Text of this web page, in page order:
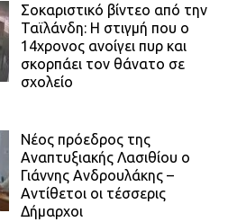
Σοκαριστικό βίντεο από την
Ταϊλάνδη: Η στιγμή που ο
14χρονος ανοίγει πυρ και
σκορπάει τον θάνατο σε
σχολείο
Νέος πρόεδρος της
Αναπτυξιακής Λασιθίου ο
Γιάννης Ανδρουλάκης –
Αντίθετοι οι τέσσερις
Δήμαρχοι